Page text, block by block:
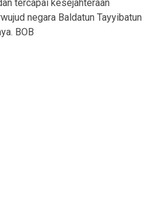
tercapai kesejahteraan
negara Baldatun Tayyibatun
BOB